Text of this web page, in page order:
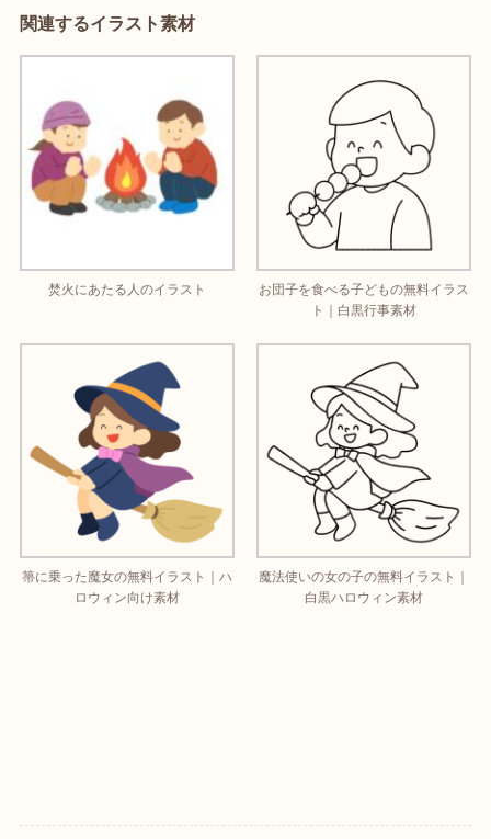
関連するイラスト素材
焚火にあたる人のイラスト
お団子を食べる子どもの無料イラス
ト｜白黒行事素材
箒に乗った魔女の無料イラスト｜ハ
ロウィン向け素材
魔法使いの女の子の無料イラスト｜
白黒ハロウィン素材